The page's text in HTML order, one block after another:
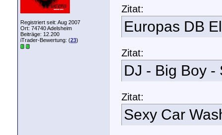
Registriert seit: Aug 2007
Ort: 74740 Adelsheim
Beiträge: 12.200
iTrader-Bewertung: (23)
Zitat:
Europas DB
Zitat:
DJ - Big Boy -
Zitat:
Sexy Car